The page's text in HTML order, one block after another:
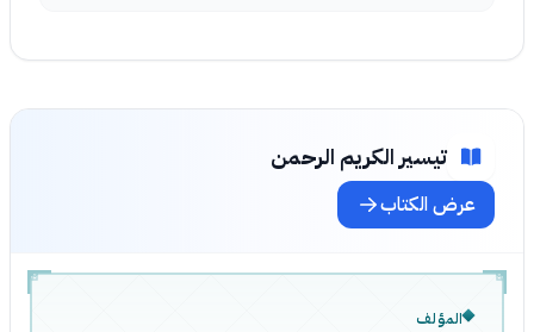
تيسير الكريم الرحمن
عرض الكتاب
المؤلف